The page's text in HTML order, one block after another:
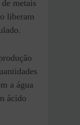
metais
liberam
a água
ácido